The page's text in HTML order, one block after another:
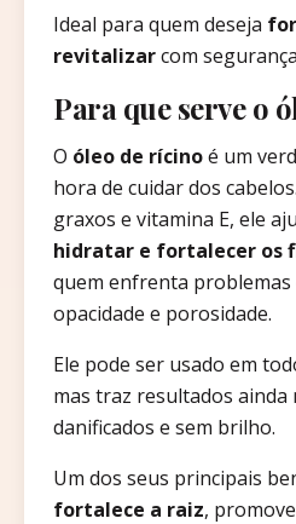
Ideal para quem deseja
revitalizarcom
Para que serve o
O óleo de rícinoé um
hora de cuidar dos
graxos e vitamina E, ele
hidratar e fortalecer os
quem enfrenta problemas
opacidade e porosidade.
Ele pode ser usado em
mas traz resultados ainda
danificados e sem brilho.
Um dos seus principais
fortalece a raiz,